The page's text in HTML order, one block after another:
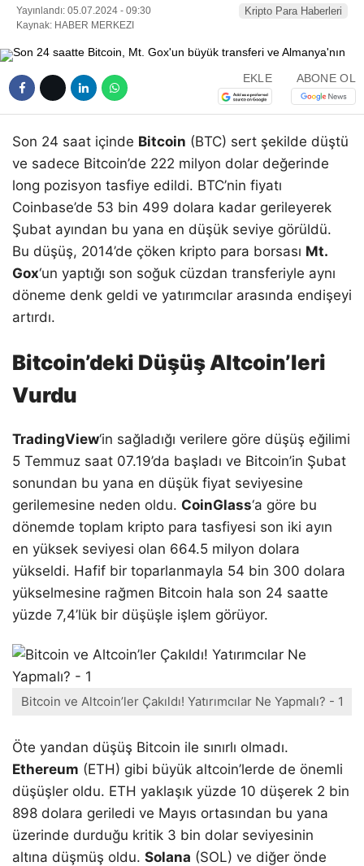
Yayınlandı: 05.07.2024 - 09:30
Kaynak: HABER MERKEZI
Kripto Para Haberleri
EKLE ABONE OL
Son 24 saat içinde Bitcoin (BTC) sert şekilde düştü
ve sadece Bitcoin’de 222 milyon dolar değerinde
long pozisyon tasfiye edildi. BTC’nin fiyatı
Coinbase’de 53 bin 499 dolara kadar gerileyerek
Şubat ayından bu yana en düşük seviye görüldü.
Bu düşüş, 2014’de çöken kripto para borsası Mt.
Gox‘un yaptığı son soğuk cüzdan transferiyle aynı
döneme denk geldi ve yatırımcılar arasında endişeyi
artırdı.
Bitcoin’deki Düşüş Altcoin’leri
Vurdu
TradingView‘in sağladığı verilere göre düşüş eğilimi
5 Temmuz saat 07.19’da başladı ve Bitcoin’in Şubat
sonundan bu yana en düşük fiyat seviyesine
gerilemesine neden oldu. CoinGlass‘a göre bu
dönemde toplam kripto para tasfiyesi son iki ayın
en yüksek seviyesi olan 664.5 milyon dolara
yükseldi. Hafif bir toparlanmayla 54 bin 300 dolara
yükselmesine rağmen Bitcoin hala son 24 saatte
yüzde 7,4’lük bir düşüşle işlem görüyor.
Bitcoin ve Altcoin’ler Çakıldı! Yatırımcılar Ne Yapmalı? - 1
Öte yandan düşüş Bitcoin ile sınırlı olmadı.
Ethereum (ETH) gibi büyük altcoin’lerde de önemli
düşüşler oldu. ETH yaklaşık yüzde 10 düşerek 2 bin
898 dolara geriledi ve Mayıs ortasından bu yana
üzerinde durduğu kritik 3 bin dolar seviyesinin
altına düşmüş oldu. Solana (SOL) ve diğer önde